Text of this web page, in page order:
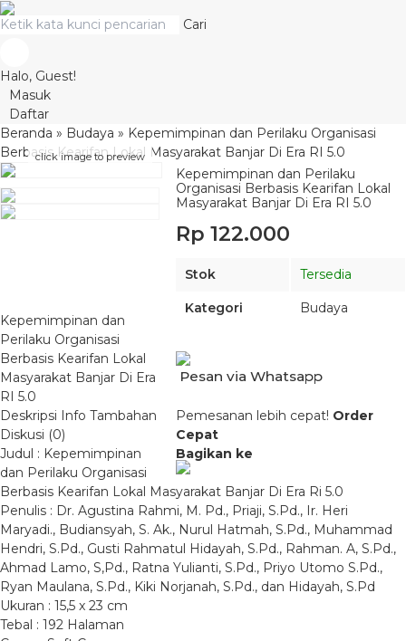
Cari
Halo, Guest!
Masuk
Daftar
Beranda » Budaya » Kepemimpinan dan Perilaku Organisasi
Berbasis Kearifan Lokal Masyarakat Banjar Di Era RI 5.0
click image to preview
Kepemimpinan dan Perilaku
Organisasi Berbasis Kearifan Lokal
Masyarakat Banjar Di Era RI 5.0
Rp 122.000
Stok Tersedia
Kategori Budaya
Pesan via Whatsapp
Pemesanan lebih cepat! Order
Cepat
Bagikan ke
Kepemimpinan dan
Perilaku Organisasi
Berbasis Kearifan Lokal
Masyarakat Banjar Di Era
RI 5.0
Deskripsi Info Tambahan
Diskusi (0)
Judul : Kepemimpinan
dan Perilaku Organisasi
Berbasis Kearifan Lokal Masyarakat Banjar Di Era Ri 5.0
Penulis : Dr. Agustina Rahmi, M. Pd., Priaji, S.Pd., Ir. Heri
Maryadi., Budiansyah, S. Ak., Nurul Hatmah, S.Pd., Muhammad
Hendri, S.Pd., Gusti Rahmatul Hidayah, S.Pd., Rahman. A, S.Pd.,
Ahmad Lamo, S,Pd., Ratna Yulianti, S.Pd., Priyo Utomo S.Pd.,
Ryan Maulana, S.Pd., Kiki Norjanah, S.Pd., dan Hidayah, S.Pd
Ukuran : 15,5 x 23 cm
Tebal : 192 Halaman